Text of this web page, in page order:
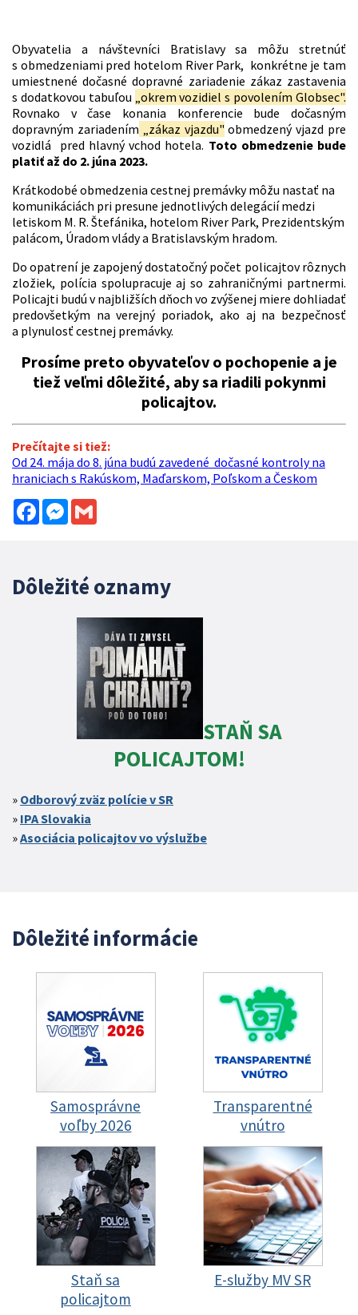
Obyvatelia a návštevníci Bratislavy sa môžu stretnúť
s obmedzeniami pred hotelom River Park, konkrétne je tam
umiestnené dočasné dopravné zariadenie zákaz zastavenia
s dodatkovou tabuľou „okrem vozidiel s povolením Globsec".
Rovnako v čase konania konferencie bude dočasným
dopravným zariadením „zákaz vjazdu" obmedzený vjazd pre
vozidlá pred hlavný vchod hotela. Toto obmedzenie bude
platiť až do 2. júna 2023.
Krátkodobé obmedzenia cestnej premávky môžu nastať na
komunikáciách pri presune jednotlivých delegácií medzi
letiskom M. R. Štefánika, hotelom River Park, Prezidentským
palácom, Úradom vlády a Bratislavským hradom.
Do opatrení je zapojený dostatočný počet policajtov rôznych
zložiek, polícia spolupracuje aj so zahraničnými partnermi.
Policajti budú v najbližších dňoch vo zvýšenej miere dohliadať
predovšetkým na verejný poriadok, ako aj na bezpečnosť
a plynulosť cestnej premávky.
Prosíme preto obyvateľov o pochopenie a je
tiež veľmi dôležité, aby sa riadili pokynmi
policajtov.
Prečítajte si tiež:
Od 24. mája do 8. júna budú zavedené dočasné kontroly na
hraniciach s Rakúskom, Maďarskom, Poľskom a Českom
FacebookMessenger
Dôležité oznamy
STAŇ SA
POLICAJTOM!
Odborový zväz polície v SR
IPA Slovakia
Asociácia policajtov vo výslužbe
Dôležité informácie
Samosprávne
voľby 2026
Transparentné
vnútro
Staň sa
policajtom
E-služby MV SR